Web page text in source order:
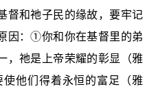
督和祂子民的缘故，要牢记
因：①你和你在基督里的弟
，祂是上帝荣耀的彰显（雅
他们得着永恒的富足（雅